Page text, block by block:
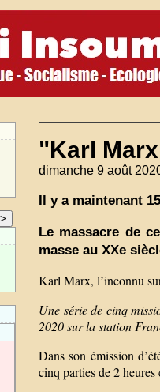
"Karl
dimanche 9 août
Il y a maintenant
Le massacre de
masse au XXe
Karl Marx, l’inconnu
Une série de cinq
2020 sur la station
Dans son émission
cinq parties de 2